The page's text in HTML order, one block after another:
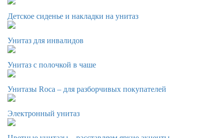
Детское сиденье и накладки на унитаз
Унитаз для инвалидов
Унитаз с полочкой в чаше
Унитазы Roca – для разборчивых покупателей
Электронный унитаз